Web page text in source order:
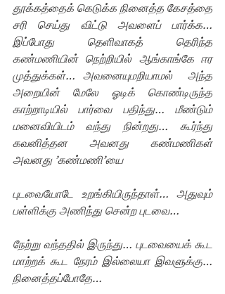
தூக்கத்தைக் கெடுக்க நினைத்த கேசத்தை
சரி செய்து விட்டு அவளைப் பார்க்க…
இப்போது தெளிவாகத் தெரிந்த
கண்மணியின் நெற்றியில் ஆங்காங்கே ஈர
முத்துக்கள்… அவனையுமறியாமல்  அந்த
அறையின் மேலே ஓடிக் கொண்டிருந்த
காற்றாடியில் பார்வை பதிந்து… மீண்டும்
மனைவியிடம் வந்து நின்றது… கூர்ந்து
கவனித்தன அவனது கண்மணிகள்
அவனது ’கண்மணி’யை
புடவையோடே உறங்கியிருந்தாள்… அதுவும்
பள்ளிக்கு அணிந்து சென்ற புடவை…
நேற்று வந்ததில் இருந்து… புடவையைக் கூட
மாற்றக் கூட நேரம் இல்லையா இவளுக்கு…
நினைத்தப்போதே…